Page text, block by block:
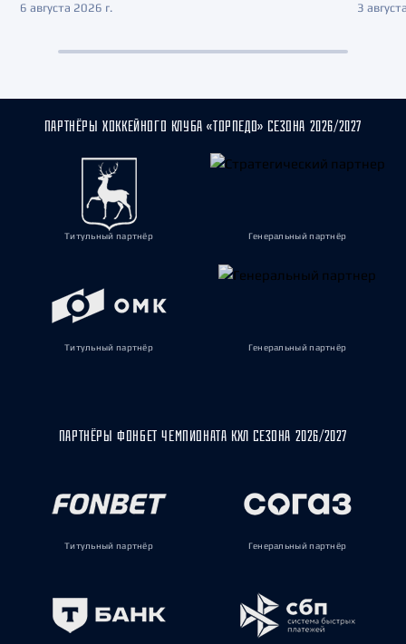
6 августа 2026 г. 3
ПАРТНЁРЫ ХОККЕЙНОГО КЛУБА «ТОРПЕДО» СЕЗОНА 2026/2027
Титульный партнёр Генеральный партнёр
Титульный партнёр Генеральный партнёр
ПАРТНЁРЫ ФОНБЕТ ЧЕМПИОНАТА КХЛ СЕЗОНА 2026/2027
Титульный партнёр Генеральный партнёр